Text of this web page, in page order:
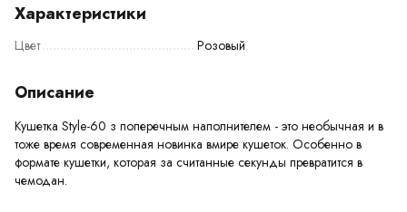
Характеристики
Цвет Розовый
Описание
Кушетка Style-60 з поперечным наполнителем - это необычная и в
тоже время современная новинка вмире кушеток. Особенно в
формате кушетки, которая за считанные секунды превратится в
чемодан.